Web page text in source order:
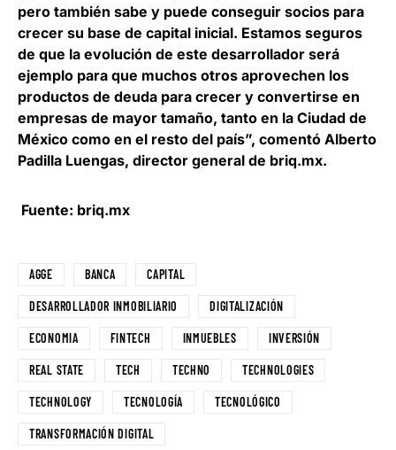
pero también sabe y puede conseguir socios para
crecer su base de capital inicial. Estamos seguros
de que la evolución de este desarrollador será
ejemplo para que muchos otros aprovechen los
productos de deuda para crecer y convertirse en
empresas de mayor tamaño, tanto en la Ciudad de
México como en el resto del país”, comentó Alberto
Padilla Luengas, director general de briq.mx.
Fuente: briq.mx
AGGE BANCA CAPITAL
DESARROLLADOR INMOBILIARIO DIGITALIZACIÓN
ECONOMIA FINTECH INMUEBLES INVERSIÓN
REAL STATE TECH TECHNO TECHNOLOGIES
TECHNOLOGY TECNOLOGÍA TECNOLÓGICO
TRANSFORMACIÓN DIGITAL